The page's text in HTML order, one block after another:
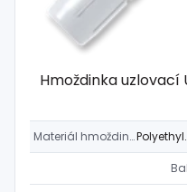
Hmoždinka uzlovací
Materiál hmoždinky